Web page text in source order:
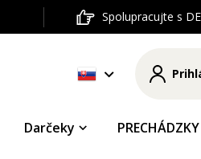
Spolupracujte s
Darčeky PRECHÁDZKY